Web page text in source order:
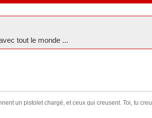
tout le monde ...
un pistolet chargé, et ceux qui creusent. Toi, tu